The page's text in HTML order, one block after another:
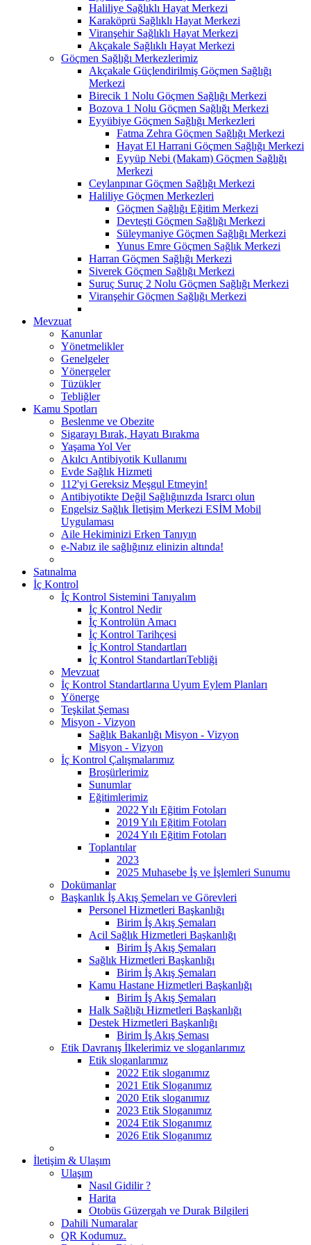
Haliliye Sağlıklı Hayat Merkezi
Karaköprü Sağlıklı Hayat Merkezi
Viranşehir Sağlıklı Hayat Merkezi
Akçakale Sağlıklı Hayat Merkezi
Göçmen Sağlığı Merkezlerimiz
Akçakale Güçlendirilmiş Göçmen Sağlığı
Merkezi
Birecik 1 Nolu Göçmen Sağlığı Merkezi
Bozova 1 Nolu Göçmen Sağlığı Merkezi
Eyyübiye Göçmen Sağlığı Merkezleri
Fatma Zehra Göçmen Sağlığı Merkezi
Hayat El Harrani Göçmen Sağlığı Merkezi
Eyyüp Nebi (Makam) Göçmen Sağlığı
Merkezi
Ceylanpınar Göçmen Sağlığı Merkezi
Haliliye Göçmen Merkezleri
Göçmen Sağlığı Eğitim Merkezi
Devteşti Göçmen Sağlığı Merkezi
Süleymaniye Göçmen Sağlığı Merkezi
Yunus Emre Göçmen Sağlık Merkezi
Harran Göçmen Sağlığı Merkezi
Siverek Göçmen Sağlığı Merkezi
Suruç Suruç 2 Nolu Göçmen Sağlığı Merkezi
Viranşehir Göçmen Sağlığı Merkezi
Mevzuat
Kanunlar
Yönetmelikler
Genelgeler
Yönergeler
Tüzükler
Tebliğler
Kamu Spotları
Beslenme ve Obezite
Sigarayı Bırak, Hayatı Bırakma
Yaşama Yol Ver
Akılcı Antibiyotik Kullanımı
Evde Sağlık Hizmeti
112'yi Gereksiz Meşgul Etmeyin!
Antibiyotikte Değil Sağlığınızda Israrcı olun
Engelsiz Sağlık İletişim Merkezi ESİM Mobil
Uygulaması
Aile Hekiminizi Erken Tanıyın
e-Nabız ile sağlığınız elinizin altında!
Satınalma
İç Kontrol
İç Kontrol Sistemini Tanıyalım
İç Kontrol Nedir
İç Kontrolün Amacı
İç Kontrol Tarihçesi
İç Kontrol Standartları
İç Kontrol StandartlarıTebliği
Mevzuat
İç Kontrol Standartlarına Uyum Eylem Planları
Yönerge
Teşkilat Şeması
Misyon - Vizyon
Sağlık Bakanlığı Misyon - Vizyon
Misyon - Vizyon
İç Kontrol Çalışmalarımız
Broşürlerimiz
Sunumlar
Eğitimlerimiz
2022 Yılı Eğitim Fotoları
2019 Yılı Eğitim Fotoları
2024 Yılı Eğitim Fotoları
Toplantılar
2023
2025 Muhasebe İş ve İşlemleri Sunumu
Dokümanlar
Başkanlık İş Akış Şemeları ve Görevleri
Personel Hizmetleri Başkanlığı
Birim İş Akış Şemaları
Acil Sağlık Hizmetleri Başkanlığı
Birim İş Akış Şemaları
Sağlık Hizmetleri Başkanlığı
Birim İş Akış Şemaları
Kamu Hastane Hizmetleri Başkanlığı
Birim İş Akış Şemaları
Halk Sağlığı Hizmetleri Başkanlığı
Destek Hizmetleri Başkanlığı
Birim İş Akış Şeması
Etik Davranış İlkelerimiz ve sloganlarımız
Etik sloganlarımız
2022 Etik sloganımız
2021 Etik Sloganımız
2020 Etik sloganımız
2023 Etik Sloganımız
2024 Etik Sloganımız
2026 Etik Sloganımız
İletişim & Ulaşım
Ulaşım
Nasıl Gidilir ?
Harita
Otobüs Güzergah ve Durak Bilgileri
Dahili Numaralar
QR Kodumuz.